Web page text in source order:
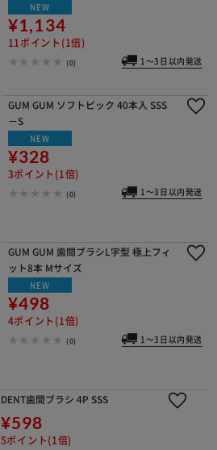
NEW
¥1,134
11ポイント(1倍)
(0) 1～3日以内発送
GUM GUM ソフトピック 40本入 SSS
－S
NEW
¥328
3ポイント(1倍)
(0) 1～3日以内発送
GUM GUM 歯間ブラシL字型 極上フィ
ット8本 Mサイズ
NEW
¥498
4ポイント(1倍)
(0) 1～3日以内発送
DENT歯間ブラシ 4P SSS
¥598
5ポイント(1倍)